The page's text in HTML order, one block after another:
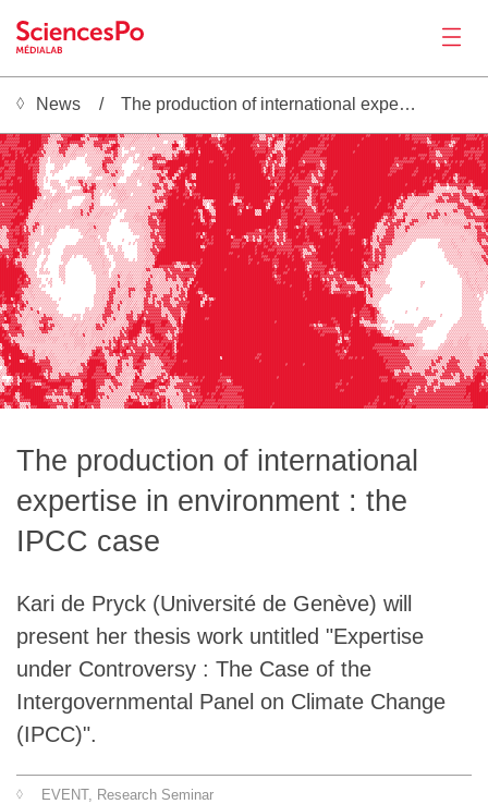
News
Productions
Activities
Tools
Seminar
Team
FR | EN
News The production of international expertise in environment : the IPCC case
███▓▓▓█▓▓██████████▓▓▓▓▒▒▒░▒▓▓▓▓▓█████▓▒▒▓▓▓▓████▓███▓▒▓▓▒▒▒▒▒▒▒▒▒░▒▒▒▒▒▓▒░░░░░░░░░░▓█████▓▓▓████░▒▒
▓█▓▓▓▓▓▓▓████▓█████▓▓▓▒▒░░▓▓▓▓▓█▓▓▓▓▓▓▓▒▒▒▒▓▓▓▓▓▓▓▒▒▒▓▒▒░░░░▒▒░░░░░░░░░░░░░  ░░▒▓░
▓▓▓▓▓▓▓▓█████▓█████▓▒▒░░░░▒▒█▓▓▓▒▒░▒▓▓▒░░░▒▓▓▓▓▒▒▒▒▓██▓░░░░▒░░░░░░░░░░░░░░░░░░▒███░
▓▓▓▓█▓▓▓▓▓▓▓██████▓▓▒▒░░░░░▓▓▓▓▒░░▒▒▒▒▒░░░░▒▒▒▓▒▒▓▓██▓▒░ ░░░  ░░░░░░░░
▓▓▓▓███▓█▓▓██████▓▓▒▓░░░▒░▒▓▓▓▒░░▒▒░░░░░░░░░▒▒▒▒▓▓▓▒▓▓▒░
█▓▓▓▓██▓██▓█▓██▓▓▓▓▓▒░░░░░▒▒▒▓░░▒▒▒░░░░ ░░░░░░░▒▒▒▒▒▓▓▒░ ░░░░░
█▓█████▓███▓██▓██▓▒▒░░ ░░░░░░░░░░░░    ░░░░░░░░▒▓▓▓▒▓▒░░░░░  ░
██▓▓█▓▓████▓▓█▓█▓▓▒░░░ ░░░░░░░░░       ░░░░░░░▒▓▓▓▓▓▒▒░░░░
██▓▓▓▓▓██████▓▓▓▓▓▒░░    ░░░░ ░         ░░░░░░▒█▓▒▒▒▒░░░
▓▓██▓▓▓██████▓█▓▓▓░░░    ░░░░             ░░░▒▒▓▓▒▒▒▒▒▒░       ░░
▓█▓▓▓▓▓████████▓▓▓░░░  ░░░░              ░░▒▒▒▒▒▓▓▒▒▒▓▒░░
██▓▓▓▓▓████████▓▓▒░░░   ░                 ░▒▒▒░░░░▒▓▓▒░░░
▓█▓▓▓███▓▓█████▓▓▒░░ ░          ░░ ░░░░ ░░░░   ░░▒▒▒▒▒░
▓▓▓██▓███▓██████▓▒░░ ░ ░░░░   ░▒░░░▒▓▓▒▒▒▒▒░░░░░░░░░░░    ░░░░░
▓▓▓█▓▓██████████▓▒░░   ░░░░░   ░░░░░▒▓▒▓▒▒▓▓▒▒░░░▒▒▒▓▒░░░░░░░░░
█████████████████▓▒░    ░░░░░░ ░     ▒▓▓▒▓█▓▒░░░░░▒░▒▒░░▒░░░░░░░░░░░░▒▒▓▓▓▒▓▓▒▒▓▓▓███▓▒█▓▓██████████████████▓▓████████████████▓▓████▓████▓▓▓▓▓▒▓███▓██▓▓▓██████████████████████████████████████████████▒░░░░░
▓▓▓██▓███████████▓▒░░░░   ░░░░   ░░░░▒▓█▓▓▓▒░░ ░░░
▓▓▓▓▓▓▓▓█████████▓▓░░░░░ ░▒▒░░░░░░░░░░░░░▒▓▒░░░ ░ ░░░░▒▒▒▒░░
▓▓▓▓▓▓▓█▓████████▒▒░ ░░░▒▒▒▒░▒░░░      ░░▒▓▒░░
▓▓▓▓▓▓██▓▓█████▓▒▒▒░░▒░▒▒▒▒░░░░       ░▒▒▒▒▒░░
▓▒▓▓▓█▓▓▓██████▒░░░░▒▒░▒░░░░░░░      ░░▒▒▒▓▒░░      ░ ░░░░░░░░░░░░░░░▒▒▒▒▒▒▒▓███████▓████████▒░
▓▓▓▓▓▓▓▓█████▓█▒░░░░░▒░▒░░░░░░░  ░░░▒░░▒▒▓▓░░░░░░░░░░░░░░░░░░░░░░░░▒▓▒▒░░░▒▓▓█████████████▓███▒
▓▓▓▓▓▓██▓▓███▓▒░░░▒▒░░░░░░░ ░░░░░░▒▒▒▓▒░▒▓▒░░░▒▒░░░░░░ ░
▓▓▓▓▓▓▓▓█▓▓██▒░░░▒░░░▒░░░░░░░░░░░▒▒▒▒▓▒▒▓▒░░▒▒▒░▒▒░░ ░
▓▓▓▓▓▓▓█████▓░░░▒▒░░░░░░░░░░░░░░░░▒▒▒▒░▒▒░░▒▒▒░░░░░░░
▓▓▓▓▓██████▓▒▒░▒▒▒▒░░░░░░░░░░░░░▒▒░░░░░░░░░░░░░░░░░
▓▓▓▓▓▓███▓▓▓▒░▒▒▓▓▒░░░░░░░░░░░░░░▒░░░░░░▒▒▒▒░░░░░░░
▓▒▒▓▓██▓▓█▓▒▓░▒▓▓▒░ ░░▒░░▒░░░░  ░░░░░░░░░▒▒▓▒░░░░░
▒▒░▒▓▓▓▓▓█▓▒▓▒▒▓▒▒░ ░▒▒░░▒░         ░░░░▒▒░▒▒░░░░░
▒░░▓▓▓█▓▓█▓▓▓▓░▒░░░ ░░░░░░           ░░▒░░░░░░░░░
▒░▒▓▓▓█████▓▓▒░░░░░░░░░░░░            ░░░▒▒▒░ ░░░
▒░▒▒▓▓▓▓███▓▓▒▒░░░░░░░░ ░           ░░░░░░░▒░░ ░░       ░     ░░░░▒▒▒▒▒▓▓▒▒▓██████████████████▓▓█▓█████████▓▓▓▓██▒▓▓▒▓▒░▓██▓▓▓▒▓▓▓▒▓▓▓███████▓████████████▓▓██████████▓▒▓█▓▒▒▓▒▓▓▓▓▓▒▒░░░░░░░░░
▒░░▒▓▓▓▓█▓▓▓▓▒▒░  ░░░░░░           ░░░░░░░░░░░   ░░        ░ ░ ░░░░▒▒▒▓▓▓▓▓▓█████████████████▓█▓▓▓████████▓▓▓▓█▓▓█████▓▓█▓██▓█▓▒▓▒▓▓▓▓█████▓▓▓▓▓███████████▓██████████▓▒▓█▒▒▒▒▓▓▓▓▓▓▒░░░░░░░░
▓▒▒▒▓▓▓▓▓█▓▓▓▒░░ ░░░░░        ░░░░░░░░░░░░░░░▒░░ ░░░  ░░       ░░░░▒▒▒▓▒▓▓▓▓████████████████▒▒▓███████████▓▓▓▓█▓█████▓███▓▓██▓▓▓▓▓▓▓▓▓█▓▓▓▓▓▓▓▒▒▓█▓███████▓████████████▓██▓░▒▒▓▓▓▒▒▒░░░░░░░░
▒▓▓▓▓▓█▓▒▓▓█▓░░░░░░ ░░░      ░░░░░░░░░░░░░░░░▒▒░  ░░░ ░░       ░░░▒▒▒▓▓▓▒▓███████████████████▓███████████████████████▓█████▓▓▓█▓▓▓▓▓▓▓▓██▓▓▒▒▓▓▒▒████████████████▓██████▓█▓░▓▓▒▓▓▒░░░░░░░░░
▓▓▓▓▓▓███▒▓▓▓▒░ ░░░ ░░░      ░░░░░░░░░░░░░░░▒▒▒░  ░░░░░░░      ░░░░▒▒▒▓▓▓████████████████████████████████▓▓██████████▓██▓██████▓▓█▓█▓▓████▓▒▒▒▒▓▓▓██████▓██████████████▓▓▓▓▒▓▓▓▓▓▒░░░░░░░
▓█▓▒▓▓██▓▒▓▓▒▒░░░░   ░      ░░░░░ ░   ░░░░░░░░▒░░   ░░░░░      ░░░░▒▒▒▒▓█████████████████████████████████████▓████▓█████▓▓▓███▓█████▓█▓███▓▒▓▓▓▓▓█████████████████████████▓▒▓▓▒▓▓▒░░░░
███▓▓█▓▒▒▒░░▒░░░░   ░░      ░░░░        ░░░░░░░▒░░  ░░░░░░░  ░ ░░░▒▒▒▒▒▓████████████████████▓█████████████████████▓▓█████▓▓▓█▓▓▓██████▓████▓▓▓▓▓▓▓██████▓█████████████▓██▓▓▒▓▓▒▓▒░░░
███▓██▓▒▓▓░▒░░░░░  ░░        ░░          ░░░░░░▒░░░  ░░░░░░░░░░░░░░▒░▒▒████████▓▓▒▒▓▓▓██▓▓██▓█████████████████████▓███▓██████▓▓▓████████████▓▓▒▓▓▓▓▓████▓▓████████████▓▒▓▓▓▓▓▓▓▓▒░░░
███▓███▓▓▓▒▒░░░░░  ░       ░░░            ░░░░░▒░░░  ░░░░░░░░░░░░░▒▒▒▒▓██▓▓▓▓▓▓▓▒▒▒▒▒▒▒▓▒▓▓▓█████████████████████████████████▓▒▓███▓████████▓▒▒▓▓▓▓▓▓▓███▓█████████████▒▒▓▓▓█▓▒▒░░░░
██████████▓▒░░░░  ░░ ░     ░░░            ░░░░░░░░  ░░░░░░░░░░░░░░▒▓▓▒▒▒▒▒▒▓▓▒▓▓▓▓▓▒▓██▓▓▒▓████████████▓██████████████████████▓█████▓██▓████▓▒▓▓▓▓▓▓▓██▓▓▒▓███████████▓▓▓▓▓▒▓▒▒▒░░░
███████████▓▒░░░░ ░░░░░    ░░░             ░░░░▒▒░ ░░░▒▒░░░▒░░░░░▒▒▒▒▒▒▒▒▒▒▒▓▓▒▓▓▓▓▓▓▓▓▓▓▒███████████████████████████████████▓▓███▓▓█████████▓▓▓███▓▓█▓▒▒▓▓▓▓▓████████▓▓█▓▒░▒▒▒▒░░░
█████████▓██▓░░░░          ░░░              ░░░░░░ ░▒▒▓▒░░▒▒▒░░░░▒▒▒▒▓▒▒░▒▒▒▓▓▓▓▓▒▓▓▓▓▓▓▓▓███████████████████████████████████▓▒▓▓█████████████▒█▓▓█▓▓▓▓▓▓▓▓▓▒▓███▓████▓▓▓▓░░░░░░░░
████████▓██▓▒▓░░░░░  ░ ░    ░░              ░░░░░░░░▒▒▒░░░▒▒▒░░░░▒▒▒▓▒▒░░▒▒▒▓▒▒▓▓▒▒▓▓█▓▒▒█████████████████████████████████████▓▓▓████████████▓▓████▓▒▓▒▓▓▒▓▓▓▓▒▓▓▓▓████▒▒▓░░░░░░░
████████▓▓█▓▓▓▒░░░░   ░░     ░              ░░░░░░░▒▒▒▓░░▒▒▒▒░░░▒▒▒▓▓▒▒▒░▒▒▒▒▒▒▒▒▒▒▒▓▓▒▒██▓████████████████████████████████████▓▓█▓███████████▓█████▓█▓▓▒▒▒▓▓▓▓▒▒▒▒▒███▓▒▒░▒░░░░░                ░░
█████████▓▓▓▓░▒▒░░ ░░  ░                    ░░░░░░▒▒▒▒▓▒▒▒▒▒▒▒▒░░▒▒▓▓▓▒▒▒▒▒▒▒▒▒▒▒▓▒▒▓▓▒██▓███████████████████████████████████████████▓████████▓██████▓▓▓▒▒▓▓█▓▓▓▓▓▓▒▒▓▓█▓▓▒░▒▒▒░░░░              ░
████████▓▓▒▒▒▒▒░░░░                         ░░░░░▒▒▓▓▒▒▒░░▒▓▓▓▒░▒▒▓▓▓▓▒▒▒▒▒▒▒▒▓▒▒▓▒▓▒▒▓████▓▓█████████████████████████████████████████████████▓█████▓██▓░▒▒▒▓▓▓▓▓▓▓▒▒░▒▓▒█▓░░░░░░░░░
█▓█████▓▓▓▓░░▒▒░░░░░░                       ░░░░░▒▓▓▓░▒░░▒▒▓▒▒░░▒▒▒▓▓▒▒▒▒▒▒▒▒▒▓▒▒▒▒▓▓▒████▓▒▒▓█████████████████████████████████████████████▓███████████▓▒▓▓▓▓▓▓▓▒▓▓▓███▓░▓▓▒░░░░░░░                                 ░░░░░░░░▒░
▓▓███████▓▒▒░░▒▒░░░░░░░                    ░░░░▒░▒▓▓▒░▒▒▒▒▒▓▒▒░░░▒▒▓▓▒▓▓▒▒▒▓▓▓▓▒▒▒▓▓▓▒██████▓▓▒▓███████████████████████████████████████████▓███████████████████▓▓██████▓▒▒█▒░░░░                                    ░░░░░▒░ ░░
█▓▓██▒▓██▓▒▒▒░░▒░░░░░░░░   ░               ░░░░▒░▒▓▓▒▒▒▒▒▒▒▒▒░░░░░▓▓▒▒▓▒▒▒▓▓▓▓▒▒▓▓▒▓▒▓███████▒▒▓▒▒▓█████████████████████████████████████████▓███████████████████████████░▒▒░░░░                                     ░░░░░░░░ ░
█▓████▓█▓▓▓▒▓░░░░░░░░░░░░░                 ░░░░░░▓▓▓▒▒▒▓▒░▒▒▒░▒░░▒▓▓▒▒▓▒▓▓▒▓▓▓▒▒▒▒▓▓▓▓▓█████░░██▓███████████████████████████████████████████████████████████████████████▒▒▒░░░                                      ░░░░░░░░░
▓▒▒▓▓▓▒▓▒▓█▓▒▒░░░░░░░░░░░░░                ░░░░▒▒▓▓▒▒▒▓▒░░▒▒░▒▒░░▒▓▓▓▓▓▒▒▓▒▓▓▓▓▒▒▓▓▓▓▓██████▒▓██▓██████████████████████████████████████████████████████████████████████▓██▓▒░░                                      ░░░░░░░░░
▒▒▒▓▓▓█▓▒▓▓▒▒▒▓▒░░ ░░░░░░░             ░░ ░░░░░▒▓▓▓▒▒▒▓░░▒▒▒▒▒▒▒░▒▓▓▓▓▓▓▓▓▒▒▒▓▓▓▓▓▓▒▓▓████████████████████████████████████████████████████████████████████████████▓███▓▓▓███▓░░                ░                    ░░░░░░░░
▒▓█▓▓██▓▓▒▒░░▒░▒▒▓░░░░░░░░░            ░░░░░░░░▒▓▓▓▓▒▒▒░░▒▒▒▓▒▒▒░▓▓▒▓▓▓▓▓▓▒▒▒▒▓▓▓▓▓▒▒▓████████████████████████████████████████████████████████████████████████████▓██▓▓▓▓▓██▓▓░           ░                         ░░░░░░░░░
▓▓██▓▓▓▒▒▓▒░▒▒▒▒▒▒▒░▓▒▒▒▒░░░░    ░░░░ ░░░░░░░▒▒▓▓▓▓░▒▒▒░░▒▓▓▓▒▒▓▓█▓▓▓▓▓▓▓▓▒▒▓▒▒▓▓▓▓▒▒████████████████████████████████████████████████████████████████████████████▓▒▓█▓▓▓▓▓██▓▒▒░                          ░         ░░░░░░░░░
▓▓▒██▓▓▓▒▒▒▒▒░░▒▒▒▒▓▓▓▓▓▒▒░░░░░░░░ ░░ ░░░▒░░▒▒░▓▓▒▒▒▓▒░▒░▒▓▓▓▒▒▓█▓▒▓▓▓▓▓▓▓▓▓▓▒▒▒▓▓█▒▓█████████▓▓████████████████████████████████████████████████████████▓▓███████▓███▓▒▓▓▓▓█▓▒▒▒░                 ░░░              ░░░░░░░░░░
▓▓███▓▓▓▒▒▒▒░░░▒▒▒▓▓▓▓▒▒▒▒▒░░░░░░░░░░░▒░░░░░▒▒░▒▓▒▒▒▒░░░░▒▒▓▓▓▓███▓██▓▓▓▓▓███▓▒▒▒▓█▒██████████████████████████████████████████▓███████████████████▓██████▓▓██████▓███▒░░▒▒▓▓▓▒▒▒░░  ░            ░░░░░░░          ░░░░░░░░░░░
▓▒▒▒▓▓▓▓▓▓▒▒░░░░▒▒▒▒█▓▒▓▓▒▒▒░░░░░░▒▒░▒░░░░░▒▓▓▒▓▒▒▒░░░░▒▒▒▒▓▓████▓▓████▓▓▓██▓▓▓▒▒▓█▓██████████████████████████████████████████████████████████▓▓▒▓▒▒▓▓████▓▓█████▓███▓▓▒▒▒▒▒░░░      ░░░░░░░░░  ░░░░░░░         ░░░░░░░░░░░░░░
█▓░▒▓▓▓██▓▒░░░░░▒▒▓▓█▓▓▓▒░░▒▒░░░░▒▒░░░░▒░░▒▒▓▓▓▒▒▒▒░▒▒▒▒▓▒▓▓▓████▒▒▓▓██▓▓▓▓▓▓▓▓▓▓▒▓▓████████████████████████████████████████████████████████████▓▓▓▓▓▓▓▓▓▓▒▒████████████▓▓▓▓▓▒▒░░  ░ ░░░░░░░░░░░░░░░           ░░░░░░░░░░░░░░░░
███▓▓▓▓▓▓▓▓▒▒▒▒▒▒▒▒▓▓▓▒▒░░░░░░░░▒▒░▒░░▒▒░░▒▒▒▒▒▒▒░▒▒▒▒▒▓▒▓▓█████▓▒▒▓▓██▓▓▓▓▓▓▒▓▓▒▒▓▓██████████████████████████████████████████████████████████████▓█▓▓▓▓▓▓▓▒▓███▓███████▓▓███▓▓░░░░ ░  ░░░░░░░░░░░
█▓█▓▒▓▓▓▒▒▓▒▒▒▒▒░▒▒▒▒▒▒░░░░░░▒░░▒▒▒▒░▒▓░░░▒▒▒▒▒▒▒░▒░▒▒▒▓▓▒▓████▓▒▒▒▒▒▓████▓▓▒▒▒▓▒▓█████████████████████████████████████████████████████████████████▓▓██████▓▓█▓▓█████████▓█████▓▒░▒░▒░░░░░░░░░░
██▓▓▓▒▒▒▒▒▒▒▒▒▒▒▒▒▒▒▒░▒▒▒▒▒░░░░░░░▒▒▒▒▒░░░▒░▒▒▒▒░▒▒▒▓▒▓▓▓▓▓██▓▓▒▒▒▒▓▒▓▓████▓▓▒▒▓▓▓█████████████████████████████████████████████████████████████████████████▓▒█▒▒▓██████████████████▓▓▒▒▒░▒▒░░░░░░░
████▓▒▓▒░░░░░░▒▒▒▒▒▒▒░░░▒▒░░░░░░░░▒▒▒▒▒░░▒▒░▒▒▒▓▒▒▓▒▓▓█▓▒▒▒▓▓▒▓▒▒▒▓▒▓▒▓▓▓█▓▓▓▓▓▓▒▓█████████████████████████████████████████████████████████████████████████▒▒██▓▓██████████████████████▓▓▒▒▒▒▒▒▒░░
▒████▓▓█▓░░░░░░░░░░░░░░░░░░░░▒▒░░░▒▒▒▒▒▒░▒░▒▒▒▒▒▒▒▓▒▒▓█▓▒▓▓▓▓▓▓▒▒▓▓▓▓▓▒▓▓▓▓█▓██▓▒██▓██████████████████████████████████████████████████████████████████████▓▓████▓███████████▓▓▓▓▓▓▓▓███▓▓█▓▓▓▓▒▒░░░
▒▓███████▒▒░▒▒▒▒▒░░░░░░░░░░░░░▒░░░▒░░▒▒░░░▒▒▓▓▓▒▓▓▓▒▓▓█▓▓▓█▓▒▓▓▓▓▓▓▒▓▓▓▓▓▓▓▓███▓▒████████████████████████████████████████████████████████████████████████████▓█▓███████████▓▓▓▓▓▓▓▓▓▓▓▓▓▓▓▓▓▒▒▒▒░░
░
░░░
The production of international
expertise in environment : the
IPCC case
Kari de Pryck (Université de Genève) will
present her thesis work untitled "Expertise
under Controversy : The Case of the
Intergovernmental Panel on Climate Change
(IPCC)".
EVENT, Research Seminar